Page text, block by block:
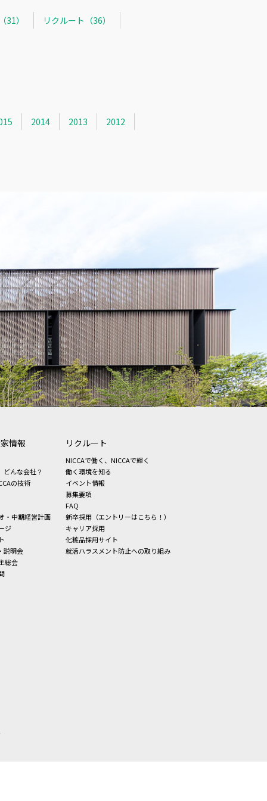
31） リクルート（36）
2014 2013 2012
情報
どんな会社？
の技術
・中期経営計画
ジ
説明会
総会
リクルート
NICCAで働く、NICCAで輝く
働く環境を知る
イベント情報
募集要項
FAQ
新卒採用（エントリーはこちら！）
キャリア採用
化粧品採用サイト
就活ハラスメント防止への取り組み